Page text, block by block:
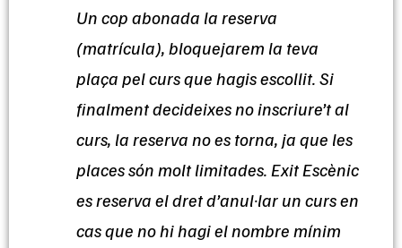
Un cop abonada la reserva
(matrícula), bloquejarem la teva
plaça pel curs que hagis escollit. Si
finalment decideixes no inscriure’t al
curs, la reserva no es torna, ja que les
places són molt limitades. Exit Escènic
es reserva el dret d’anul·lar un curs en
cas que no hi hagi el nombre mínim